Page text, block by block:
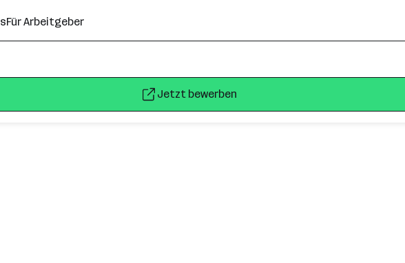
Für Arbeitgeber
Jetzt bewerben